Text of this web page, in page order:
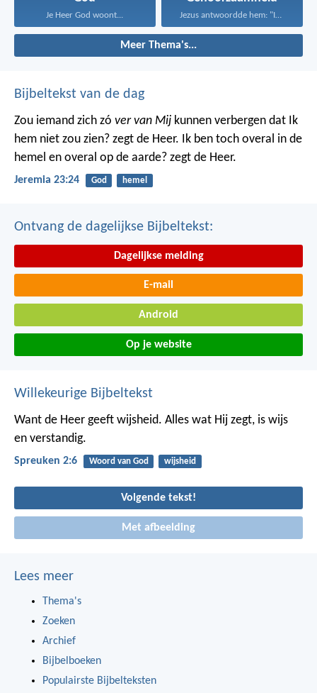
Je Heer God woont... Jezus antwoordde hem: "Iemand...
Meer Thema's...
Bijbeltekst van de dag
Zou iemand zich zó ver van Mij kunnen verbergen dat Ik
hem niet zou zien? zegt de Heer. Ik ben toch overal in de
hemel en overal op de aarde? zegt de Heer.
Jeremia 23:24 God hemel
Ontvang de dagelijkse Bijbeltekst:
Dagelijkse melding
E-mail
Android
Op je website
Willekeurige Bijbeltekst
Want de Heer geeft wijsheid. Alles wat Hij zegt, is wijs
en verstandig.
Spreuken 2:6 Woord van God wijsheid
Volgende tekst!
Met afbeelding
Lees meer
Thema's
Zoeken
Archief
Bijbelboeken
Populairste Bijbelteksten